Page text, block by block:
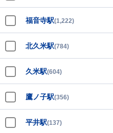
福音寺駅(1,222)
北久米駅(784)
久米駅(604)
鷹ノ子駅(356)
平井駅(137)